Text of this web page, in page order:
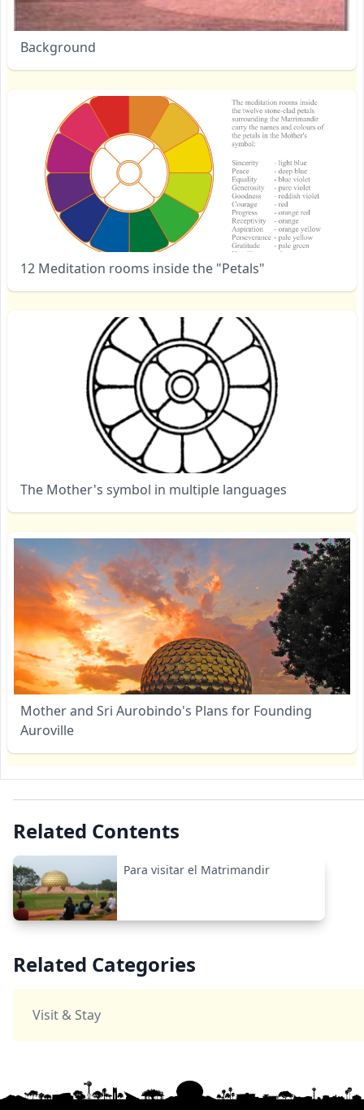
Background
12 Meditation rooms inside the "Petals"
The Mother's symbol in multiple languages
Mother and Sri Aurobindo's Plans for Founding
Auroville
Related Contents
Para visitar el Matrimandir
Related Categories
Visit & Stay